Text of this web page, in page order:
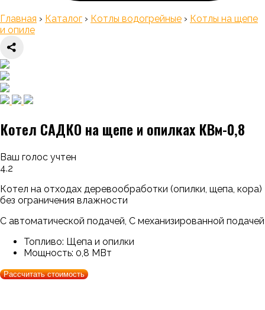
Главная › Каталог › Котлы водогрейные › Котлы на щепе
и опиле
Котел САДКО на щепе и опилках КВм-0,8
Ваш голос учтен
4.2
Котел на отходах деревообработки (опилки, щепа, кора)
без ограничения влажности
С автоматической подачей, С механизированной подачей
Топливо: Щепа и опилки
Мощность: 0,8 МВт
Рассчитать стоимость